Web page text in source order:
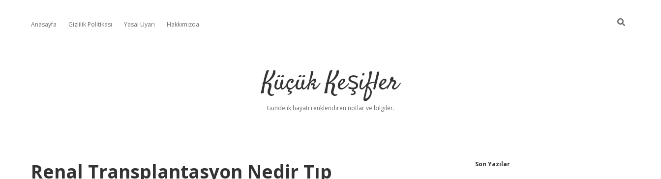
Anasayfa Gizlilik Politikası Yasal Uyarı Hakkımızda
Küçük Keşifler
Gündelik hayatı renklendiren notlar ve bilgiler.
Renal Transplantasyon Nedir Tıp Sidebar
Son Yazılar